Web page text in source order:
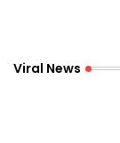
Viral News